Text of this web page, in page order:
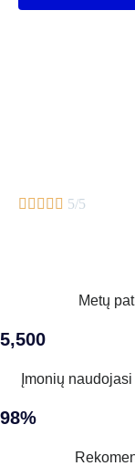
     5/5
Metų
5,500
Įmonių
98%